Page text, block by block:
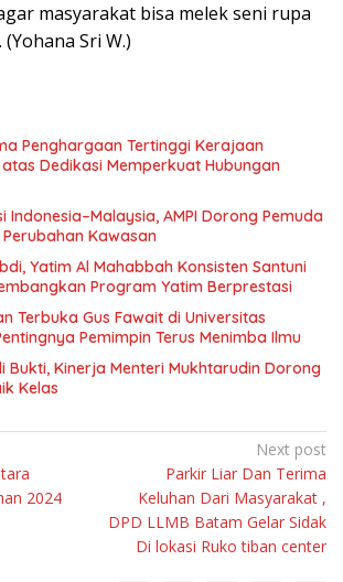
masyarakat bisa melek seni rupa
Sri W.)
Penghargaan Tertinggi Kerajaan
Dedikasi Memperkuat Hubungan
Indonesia–Malaysia, AMPI Dorong Pemuda
Kawasan
Yatim Al Mahabbah Konsisten Santuni
Program Yatim Berprestasi
Terbuka Gus Fawait di Universitas
Pemimpin Terus Menimba Ilmu
Bukti, Kinerja Menteri Mukhtarudin Dorong
Kelas
2024
Next post
Parkir Liar Dan Terima
Keluhan Dari Masyarakat ,
DPD LLMB Batam Gelar Sidak
Di lokasi Ruko tiban center